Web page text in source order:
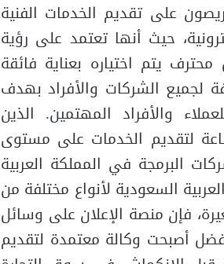
على تقديم الخدمات الفنية
حيث أنها تعتمد على رؤية
يتم اختياره بعناية فائقة
لجميع الشركات والأفراد بهدف
والأفراد المهتمين. الذين
لتقديم الخدمات على مستوى
البرمجة في المملكة العربية
العربية السعودية لأنواع مختلفة من
فإن منصة الإعلان على وسائل
أصبحت وكالة معتمدة لتقديم